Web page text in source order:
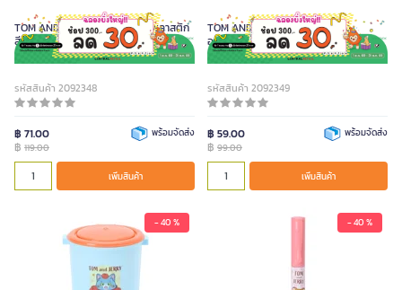
TOM AND JERRY GOKKO ถาดพลาสติก
สีฟ้า
รหัสสินค้า 2092348
฿ 71.00
฿ 119.00
พร้อมจัดส่ง
เพิ่มสินค้า
TOM AND JERRY GOKKO กล่อง
อเนกประสงค์ สีฟ้า
รหัสสินค้า 2092349
฿ 59.00
฿ 99.00
พร้อมจัดส่ง
เพิ่มสินค้า
- 40 % - 40 %